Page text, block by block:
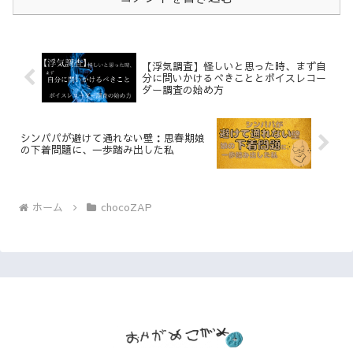
【浮気調査】怪しいと思った時、まず自
分に問いかけるべきこととボイスレコー
ダー調査の始め方
シンパパが避けて通れない壁：思春期娘
の下着問題に、一歩踏み出した私
ホーム chocoZAP